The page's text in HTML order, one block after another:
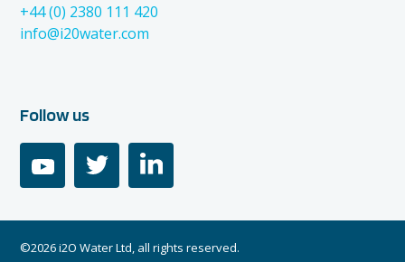
+44 (0) 2380 111 420
info@i20water.com
Follow us
youtube linkedin
©2026 i2O Water Ltd, all rights reserved.